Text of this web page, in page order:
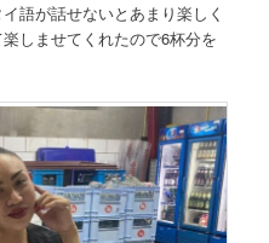
語が話せないとあまり楽しく
しませてくれたので6杯分を